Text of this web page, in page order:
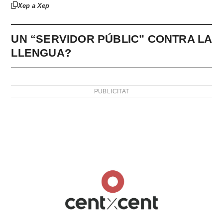
Xep a Xep
UN “SERVIDOR PÚBLIC” CONTRA LA
LLENGUA?
PUBLICITAT